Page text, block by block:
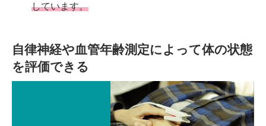
しています。
自律神経や血管年齢測定によって体の状態
を評価できる